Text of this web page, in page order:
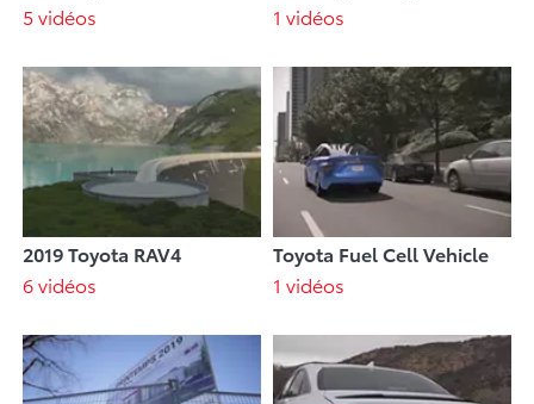
5 vidéos
1 vidéos
2019 Toyota RAV4
6 vidéos
Toyota Fuel Cell Vehicle
1 vidéos